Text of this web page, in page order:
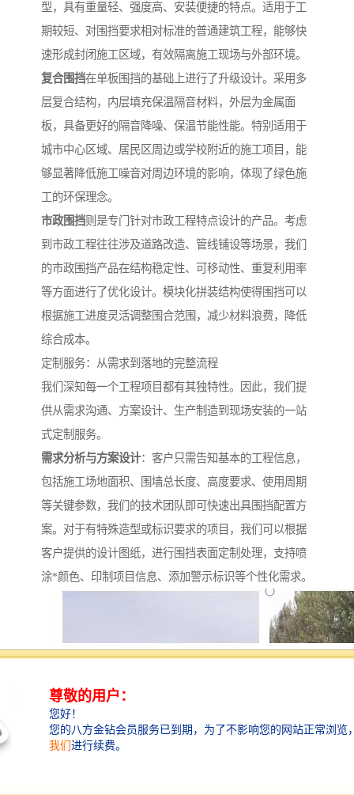
型，具有重量轻、强度高、安装便捷的特点。适用于工
期较短、对围挡要求相对标准的普通建筑工程，能够快
速形成封闭施工区域，有效隔离施工现场与外部环境。
复合围挡在单板围挡的基础上进行了升级设计。采用多
层复合结构，内层填充保温隔音材料，外层为金属面
板，具备更好的隔音降噪、保温节能性能。特别适用于
城市中心区域、居民区周边或学校附近的施工项目，能
够显著降低施工噪音对周边环境的影响，体现了绿色施
工的环保理念。
市政围挡则是专门针对市政工程特点设计的产品。考虑
到市政工程往往涉及道路改造、管线铺设等场景，我们
的市政围挡产品在结构稳定性、可移动性、重复利用率
等方面进行了优化设计。模块化拼装结构使得围挡可以
根据施工进度灵活调整围合范围，减少材料浪费，降低
综合成本。
定制服务：从需求到落地的完整流程
我们深知每一个工程项目都有其独特性。因此，我们提
供从需求沟通、方案设计、生产制造到现场安装的一站
式定制服务。
需求分析与方案设计：客户只需告知基本的工程信息，
包括施工场地面积、围墙总长度、高度要求、使用周期
等关键参数，我们的技术团队即可快速出具围挡配置方
案。对于有特殊造型或标识要求的项目，我们可以根据
客户提供的设计图纸，进行围挡表面定制处理，支持喷
涂*颜色、印制项目信息、添加警示标识等个性化需求。